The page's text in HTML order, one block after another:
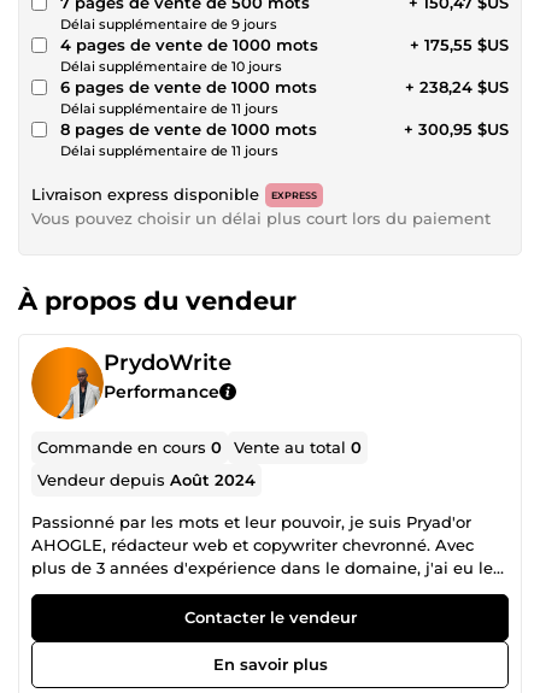
Délai supplémentaire de 9 jours
4 pages de vente de 1000 mots
Délai supplémentaire de 10 jours
+ 175,55 $US
6 pages de vente de 1000 mots
Délai supplémentaire de 11 jours
+ 238,24 $US
8 pages de vente de 1000 mots
Délai supplémentaire de 11 jours
+ 300,95 $US
Livraison express disponible EXPRESS
Vous pouvez choisir un délai plus court lors du paiement
À propos du vendeur
PrydoWrite
Performance
Commande en cours0 Vente au total0
Vendeur depuisAoût 2024
Passionné par les mots et leur pouvoir, je suis Pryad'or
AHOGLE, rédacteur web et copywriter chevronné. Avec
plus de 3 années d'expérience dans le domaine, j'ai eu le
privilège de collaborer sur une multitude de projets clients
couronnés de succès. Mon expertise s'étend de la
rédaction web optimisée SEO à la création de contenus
marketing percutants. Je m'attache à comprendre les
besoins uniques de chaque client pour offrir des textes sur
Contacter le vendeur
En savoir plus